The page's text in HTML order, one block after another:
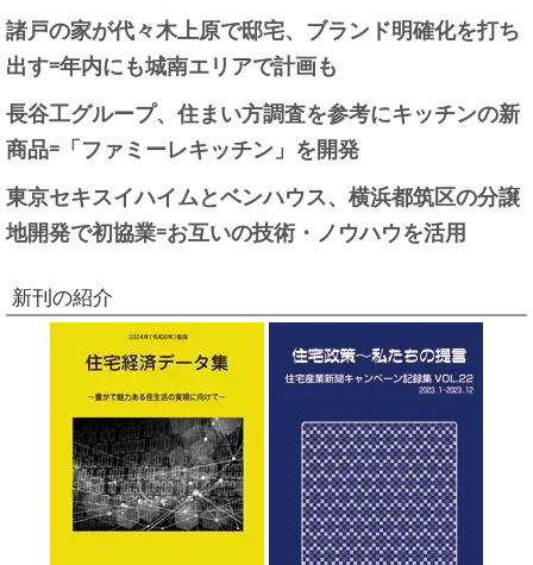
諸戸の家が代々木上原で邸宅、ブランド明確化を打ち
出す=年内にも城南エリアで計画も
長谷工グループ、住まい方調査を参考にキッチンの新
商品=「ファミーレキッチン」を開発
東京セキスイハイムとベンハウス、横浜都筑区の分譲
地開発で初協業=お互いの技術・ノウハウを活用
新刊の紹介